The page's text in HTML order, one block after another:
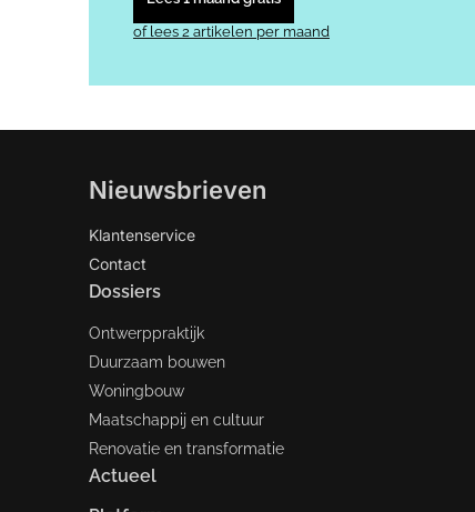
of lees 2 artikelen per maand
Nieuwsbrieven
Klantenservice
Contact
Dossiers
Ontwerppraktijk
Duurzaam bouwen
Woningbouw
Maatschappij en cultuur
Renovatie en transformatie
Actueel